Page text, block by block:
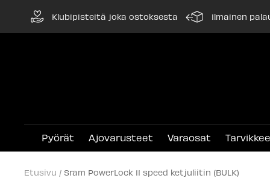
sisältöön
Klubipisteitä joka ostoksesta Ilmainen
Pyörät Ajovarusteet Varaosat
Etusivu Sram PowerLock 11 speed ketjuliitin (BULK)